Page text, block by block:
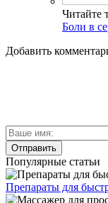
Читайте
Боли в
Добавить
Популярные статьи
Препараты для